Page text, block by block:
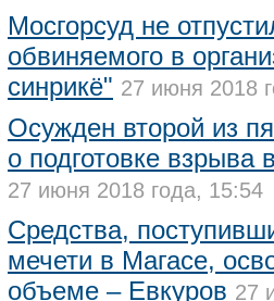
Мосгорсуд не
обвиняемого в
синрикё" 27 июня 2018
Осужден второй из
о подготовке взрыва
27 июня 2018 года, 15:54
Средства,
мечети в Магасе,
объеме – Евкуров 27